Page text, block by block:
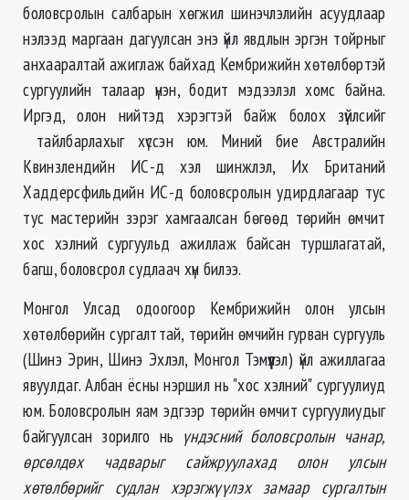
боловсролын салбарын хөгжил шинэчлэлийн асуудлаар
нэлээд маргаан дагуулсан энэ үйл явдлын эргэн тойрныг
анхааралтай ажиглаж байхад Кембрижийн хөтөлбөртэй
сургуулийн талаар үнэн, бодит мэдээлэл хомс байна.
Иргэд, олон нийтэд хэрэгтэй байж болох зүйлсийг
тайлбарлахыг хүссэн юм. Миний бие Австралийн
Квинзлендийн ИС-д хэл шинжлэл, Их Британий
Хаддерсфильдийн ИС-д боловсролын удирдлагаар тус
тус мастерийн зэрэг хамгаалсан бөгөөд төрийн өмчит
хос хэлний сургуульд ажиллаж байсан туршлагатай,
багш, боловсрол судлаач хүн билээ.
Монгол Улсад одоогоор Кембрижийн олон улсын
хөтөлбөрийн сургалттай, төрийн өмчийн гурван сургууль
(Шинэ Эрин, Шинэ Эхлэл, Монгол Тэмүүлэл) үйл ажиллагаа
явуулдаг. Албан ёсны нэршил нь "хос хэлний" сургуулиуд
юм. Боловсролын яам эдгээр төрийн өмчит сургуулиудыг
байгуулсан зорилго нь үндэсний боловсролын чанар,
өрсөлдөх чадварыг сайжруулахад олон улсын
хөтөлбөрийг судлан хэрэгжүүлэх замаар сургалтын